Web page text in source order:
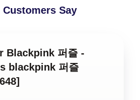
Customers Say
Blackpink 퍼즐 -
blackpink 퍼즐